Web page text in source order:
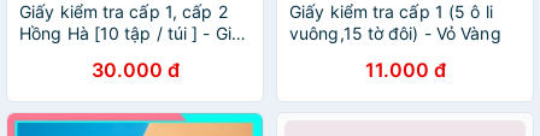
Giấy kiểm tra cấp 1, cấp 2
Hồng Hà [10 tập / túi ] - Giấy
30.000 đ
Giấy kiểm tra cấp 1 (5 ô li
vuông,15 tờ đôi) - Vỏ Vàng
11.000 đ